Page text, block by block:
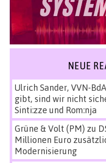
NEUE
Ulrich Sander, VVN-BdA
gibt, sind wir nicht
Sinti:zze und Rom:nja
Grüne & Volt (PM) zu
Millionen Euro
Modernisierung